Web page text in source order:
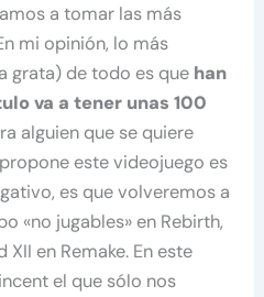
a tomar las más
mi opinión, lo más
grata) de todo es que han
va a tener unas 100
alguien que se quiere
este videojuego es
es que volveremos a
«no jugables» en Rebirth,
en Remake. En este
el que sólo nos